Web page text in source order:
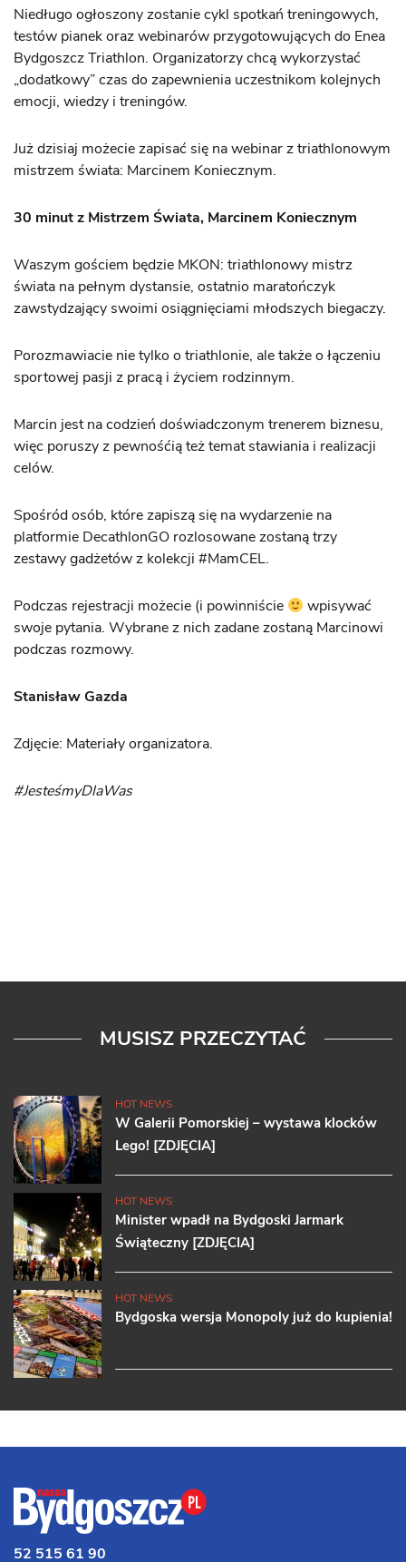
Niedługo ogłoszony zostanie cykl spotkań treningowych,
testów pianek oraz webinarów przygotowujących do Enea
Bydgoszcz Triathlon. Organizatorzy chcą wykorzystać
„dodatkowy” czas do zapewnienia uczestnikom kolejnych
emocji, wiedzy i treningów.
Już dzisiaj możecie zapisać się na webinar z triathlonowym
mistrzem świata: Marcinem Koniecznym.
30 minut z Mistrzem Świata, Marcinem Koniecznym
Waszym gościem będzie MKON: triathlonowy mistrz
świata na pełnym dystansie, ostatnio maratończyk
zawstydzający swoimi osiągnięciami młodszych biegaczy.
Porozmawiacie nie tylko o triathlonie, ale także o łączeniu
sportowej pasji z pracą i życiem rodzinnym.
Marcin jest na codzień doświadczonym trenerem biznesu,
więc poruszy z pewnośćią też temat stawiania i realizacji
celów.
Spośród osób, które zapiszą się na wydarzenie na
platformie DecathlonGO rozlosowane zostaną trzy
zestawy gadżetów z kolekcji #MamCEL.
Podczas rejestracji możecie (i powinniście
wpisywać
swoje pytania. Wybrane z nich zadane zostaną Marcinowi
podczas rozmowy.
Stanisław Gazda
Zdjęcie: Materiały organizatora.
#JesteśmyDlaWas
MUSISZ PRZECZYTAĆ
HOT NEWS
W Galerii Pomorskiej – wystawa klocków
Lego! [ZDJĘCIA]
HOT NEWS
Minister wpadł na Bydgoski Jarmark
Świąteczny [ZDJĘCIA]
HOT NEWS
Bydgoska wersja Monopoly już do kupienia!
52 515 61 90